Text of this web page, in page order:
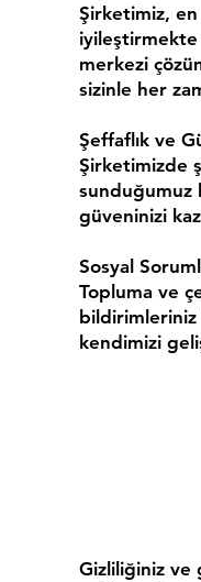
Şirketimiz,
iyileştirmekte
merkezi
sizinle her
Şeffaflık ve
Şirketimizde
sunduğumuz
güveninizi
Sosyal
Topluma ve
kendimizi
Gizliliğiniz ve